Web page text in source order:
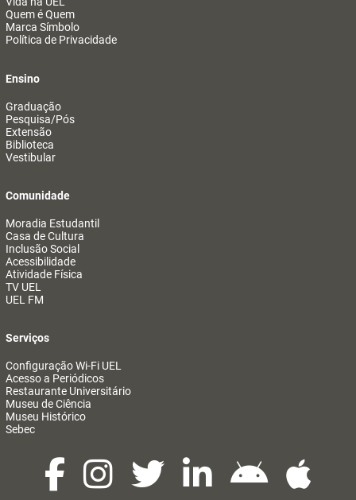
Quem é Quem
Marca Símbolo
Política de Privacidade
Ensino
Graduação
Pesquisa/Pós
Extensão
Biblioteca
Vestibular
Comunidade
Moradia Estudantil
Casa de Cultura
Inclusão Social
Acessibilidade
Atividade Física
TV UEL
UEL FM
Serviços
Configuração Wi-Fi UEL
Acesso a Periódicos
Restaurante Universitário
Museu de Ciência
Museu Histórico
Sebec